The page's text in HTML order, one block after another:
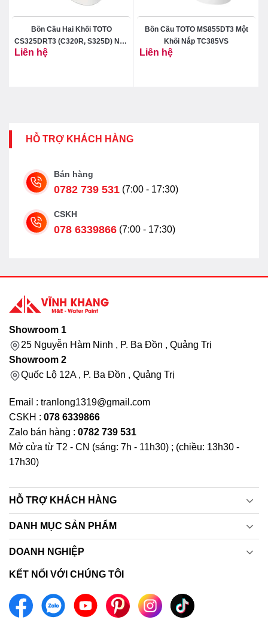
Bồn Cầu Hai Khối TOTO
CS325DRT3 (C320R, S325D) Nắp
Liên hệ
Bồn Cầu TOTO MS855DT3 Một
Khối Nắp TC385VS
Liên hệ
HỖ TRỢ KHÁCH HÀNG
Bán hàng
0782 739 531 (7:00 - 17:30)
CSKH
078 6339866 (7:00 - 17:30)
Showroom 1
25 Nguyễn Hàm Ninh , P. Ba Đồn , Quảng Trị
Showroom 2
Quốc Lộ 12A , P. Ba Đồn , Quảng Trị
Email : tranlong1319@gmail.com
CSKH : 078 6339866
Zalo bán hàng : 0782 739 531
Mở cửa từ T2 - CN (sáng: 7h - 11h30) ; (chiều: 13h30 -
17h30)
HỖ TRỢ KHÁCH HÀNG
DANH MỤC SẢN PHẨM
DOANH NGHIỆP
KẾT NỐI VỚI CHÚNG TÔI